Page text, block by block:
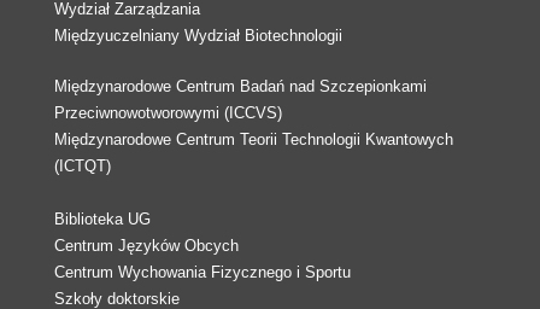
Wydział Zarządzania
Międzyuczelniany Wydział Biotechnologii
Międzynarodowe Centrum Badań nad Szczepionkami
Przeciwnowotworowymi (ICCVS)
Międzynarodowe Centrum Teorii Technologii Kwantowych
(ICTQT)
Biblioteka UG
Centrum Języków Obcych
Centrum Wychowania Fizycznego i Sportu
Szkoły doktorskie